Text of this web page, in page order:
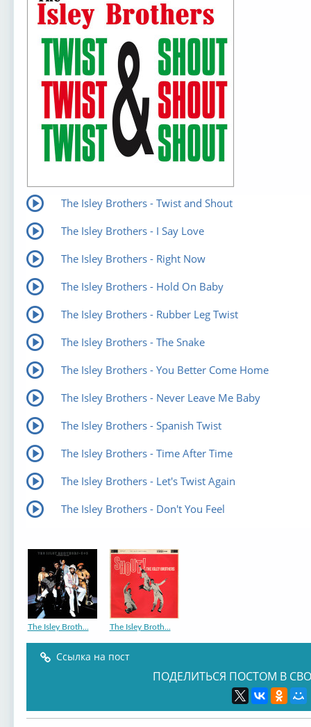
The Isley Brothers - Twist and Shout
The Isley Brothers - I Say Love
The Isley Brothers - Right Now
The Isley Brothers - Hold On Baby
The Isley Brothers - Rubber Leg Twist
The Isley Brothers - The Snake
The Isley Brothers - You Better Come Home
The Isley Brothers - Never Leave Me Baby
The Isley Brothers - Spanish Twist
The Isley Brothers - Time After Time
The Isley Brothers - Let's Twist Again
The Isley Brothers - Don't You Feel
The Isley Broth... The Isley Broth...
Ссылка на пост
ПОДЕЛИТЬСЯ ПОСТОМ В